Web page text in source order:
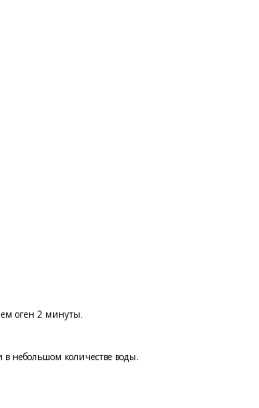
оген 2 минуты.
в небольшом количестве воды.